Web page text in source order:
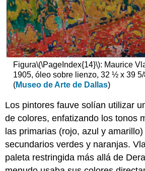
Figura\(\PageIndex{14}\): Maurice
1905, óleo sobre lienzo, 32 ½ x 39
(Museo de Arte de Dallas)
Los pintores fauve solían utilizar
de colores, enfatizando los tonos
las primarias (rojo, azul y
secundarios verdes y naranjas.
paleta restringida más allá de